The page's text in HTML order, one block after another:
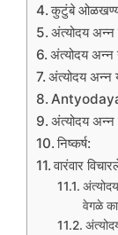
कुटुंबे
अंत्योदय अन्न
अंत्योदय अन्न
अंत्योदय अन्न
Antyodaya
अंत्योदय अन्न
निष्कर्ष:
वारंवार
वेगळे